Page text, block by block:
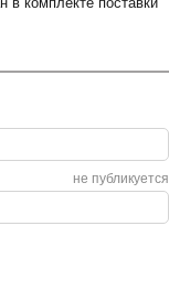
не публикуется